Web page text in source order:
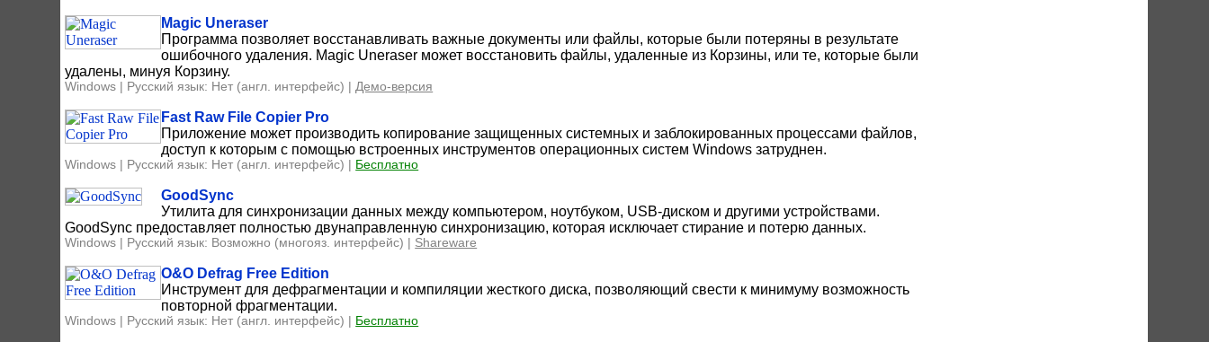
Magic Uneraser
Программа позволяет восстанавливать важные документы или файлы, которые были потеряны в результате
ошибочного удаления. Magic Uneraser может восстановить файлы, удаленные из Корзины, или те, которые были
удалены, минуя Корзину.
Windows | Русский язык: Нет (англ. интерфейс) | Демо-версия
Fast Raw File Copier Pro
Приложение может производить копирование защищенных системных и заблокированных процессами файлов,
доступ к которым с помощью встроенных инструментов операционных систем Windows затруднен.
Windows | Русский язык: Нет (англ. интерфейс) | Бесплатно
GoodSync
Утилита для синхронизации данных между компьютером, ноутбуком, USB-диском и другими устройствами.
GoodSync предоставляет полностью двунаправленную синхронизацию, которая исключает стирание и потерю данных.
Windows | Русский язык: Возможно (многояз. интерфейс) | Shareware
O&O Defrag Free Edition
Инструмент для дефрагментации и компиляции жесткого диска, позволяющий свести к минимуму возможность
повторной фрагментации.
Windows | Русский язык: Нет (англ. интерфейс) | Бесплатно